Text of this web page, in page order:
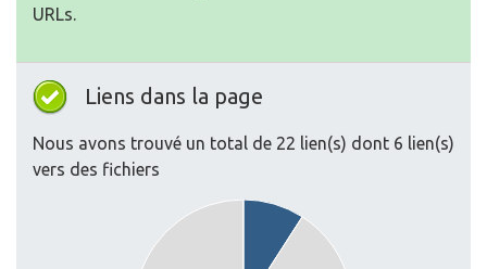
URLs.
Liens dans la page
Nous avons trouvé un total de 22 lien(s) dont 6 lien(s)
vers des fichiers